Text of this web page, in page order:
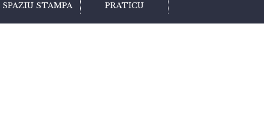
SPAZIU STAMPA PRATICU